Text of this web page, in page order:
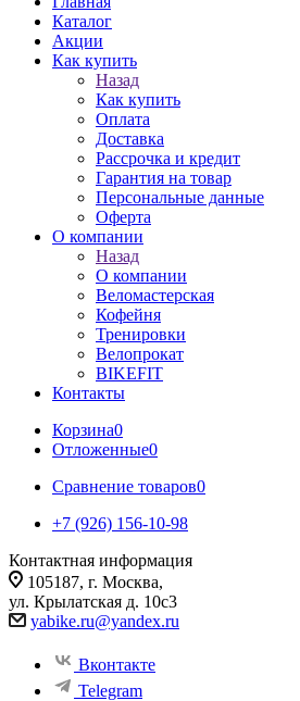
Каталог
Акции
Как купить
Назад
Как купить
Оплата
Доставка
Рассрочка и кредит
Гарантия на товар
Персональные данные
Оферта
О компании
Назад
О компании
Веломастерская
Кофейня
Тренировки
Велопрокат
BIKEFIT
Контакты
Корзина0
Отложенные0
Сравнение товаров0
+7 (926) 156-10-98
Контактная информация
105187, г. Москва,
ул. Крылатская д. 10с3
yabike.ru@yandex.ru
Вконтакте
Telegram